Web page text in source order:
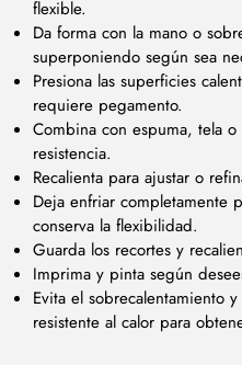
flexible.
Da forma con la mano o
superponiendo según sea
Presiona las superficies
requiere pegamento.
Combina con espuma, tela
resistencia.
Recalienta para ajustar o
Deja enfriar completamente
conserva la flexibilidad.
Guarda los recortes y
Imprima y pinta según
Evita el sobrecalentamiento
resistente al calor para